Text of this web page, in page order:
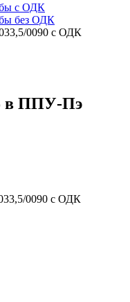
с ОДК
без ОДК
0090 с ОДК
в ППУ-Пэ
0090 с ОДК